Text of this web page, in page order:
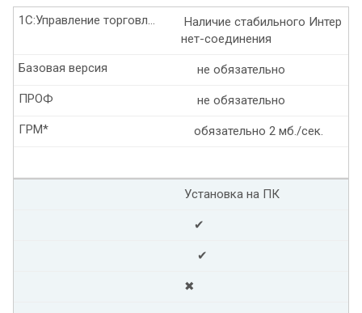
Наличие стабильного Интер
нет-соединения
1С:Управление торговлей 8
не обязательно
Базовая версия
не обязательно
ПРОФ
обязательно 2 мб./сек.
ГРМ*
Установка на ПК
✔
✔
✖